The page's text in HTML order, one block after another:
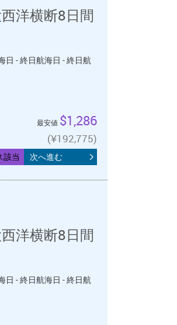
洋横断8日間
日 - 終日航海日 - 終日航
最安値 $1,286
(¥192,775)
該当 次へ進む
洋横断8日間
日 - 終日航海日 - 終日航